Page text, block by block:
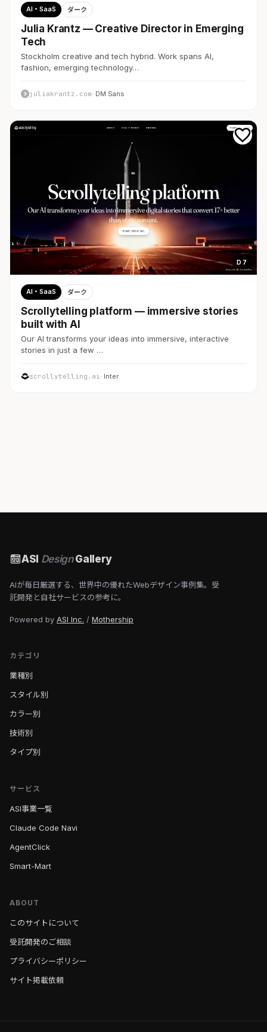
AI・SaaS ダーク
Julia Krantz — Creative Director in Emerging
Tech
Stockholm creative and tech hybrid. Work spans AI,
fashion, emerging technology…
juliakrantz.com· DM Sans
D 7
AI・SaaS ダーク
Scrollytelling platform — immersive stories
built with AI
Our AI transforms your ideas into immersive, interactive
stories in just a few …
scrollytelling.ai· Inter
ASI DesignGallery
AIが毎日厳選する、世界中の優れたWebデザイン事例集。受
託開発と自社サービスの参考に。
Powered by ASI Inc. / Mothership
カテゴリ
業種別
スタイル別
カラー別
技術別
タイプ別
サービス
ASI事業一覧
Claude Code Navi
AgentClick
Smart-Mart
ABOUT
このサイトについて
受託開発のご相談
プライバシーポリシー
サイト掲載依頼